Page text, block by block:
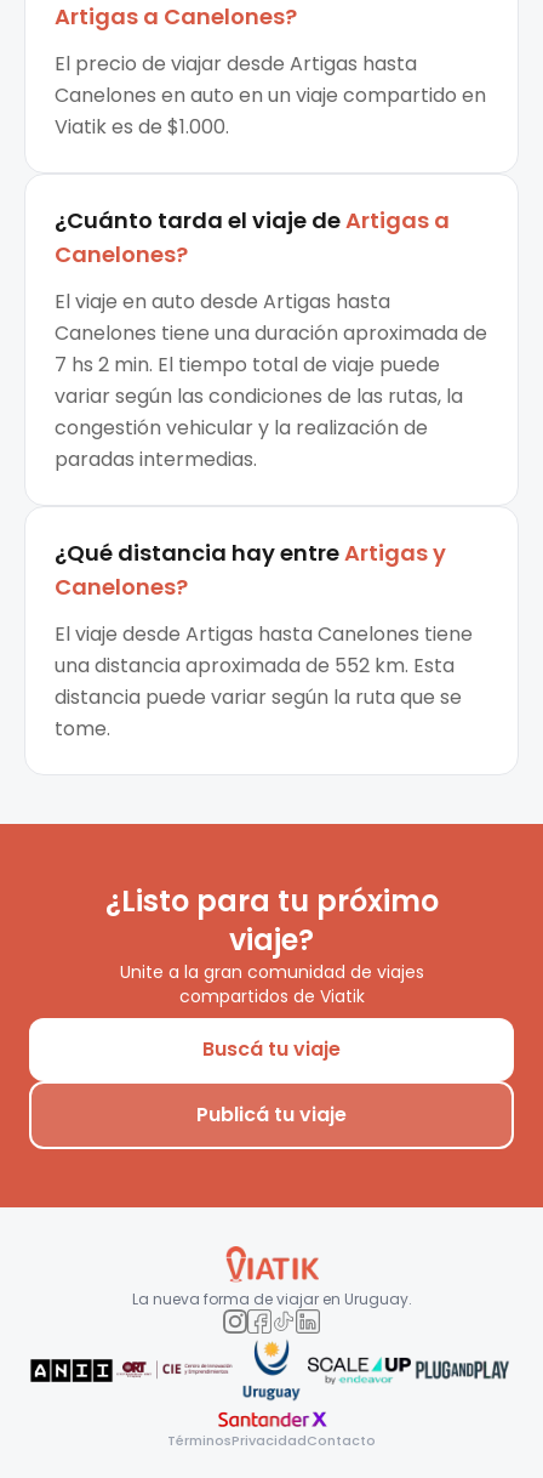
Artigas a Canelones?
El precio de viajar desde Artigas hasta
Canelones en auto en un viaje compartido en
Viatik es de $1.000.
¿Cuánto tarda el viaje deArtigas a
Canelones?
El viaje en auto desde Artigas hasta
Canelones tiene una duración aproximada de
7 hs 2 min. El tiempo total de viaje puede
variar según las condiciones de las rutas, la
congestión vehicular y la realización de
paradas intermedias.
¿Qué distancia hay entreArtigasy
Canelones?
El viaje desde Artigas hasta Canelones tiene
una distancia aproximada de 552 km. Esta
distancia puede variar según la ruta que se
tome.
¿Listo para tu próximo
viaje?
Unite a la gran comunidad de viajes
compartidos de Viatik
Buscá tu viaje
Publicá tu viaje
La nueva forma de viajar en Uruguay.
TérminosPrivacidadContacto